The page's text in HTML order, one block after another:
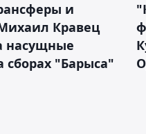
и
Кравец
насущные
сборах "Барыса"